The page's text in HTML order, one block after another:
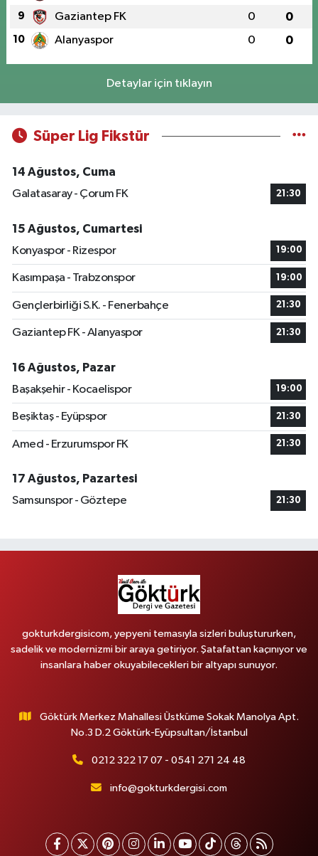
9 Gaziantep FK 0 0
10 Alanyaspor 0 0
Detaylar için tıklayın
Süper Lig Fikstür
14 Ağustos, Cuma
Galatasaray - Çorum FK
21:30
15 Ağustos, Cumartesi
Konyaspor - Rizespor
19:00
Kasımpaşa - Trabzonspor 19:00
Gençlerbirliği S.K. - Fenerbahçe 21:30
Gaziantep FK - Alanyaspor 21:30
16 Ağustos, Pazar
Başakşehir - Kocaelispor
19:00
Beşiktaş - Eyüpspor 21:30
Amed - Erzurumspor FK 21:30
17 Ağustos, Pazartesi
Samsunspor - Göztepe
21:30
gokturkdergisicom, yepyeni temasıyla sizleri buluştururken,
sadelik ve modernizmi bir araya getiriyor. Şatafattan kaçınıyor ve
insanlara haber okuyabilecekleri bir altyapı sunuyor.
Göktürk Merkez Mahallesi Üstküme Sokak Manolya Apt.
No.3 D.2 Göktürk-Eyüpsultan/İstanbul
0212 322 17 07 - 0541 271 24 48
info@gokturkdergisi.com